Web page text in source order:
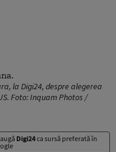
la Digi24, despre alegerea
Foto: Inquam Photos /
Digi24ca sursă preferată în